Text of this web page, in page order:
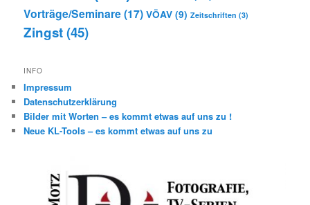
Vorträge/Seminare(17) VÖAV (9) Zeitschriften (3)
Zingst(45)
INFO
Impressum
Datenschutzerklärung
Bilder mit Worten – es kommt etwas auf uns zu !
Neue KL-Tools – es kommt etwas auf uns zu